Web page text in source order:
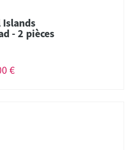
Islands
- 2 pièces
€